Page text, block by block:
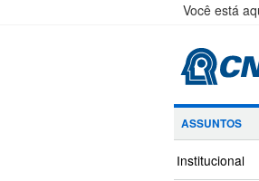
Você está
ASSUNTOS
Institucional